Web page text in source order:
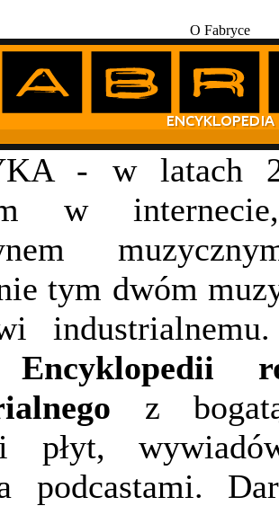
O Fabryce
- w latach
w
tym dwóm
Encyklopedii
z
płyt,
podcastami.